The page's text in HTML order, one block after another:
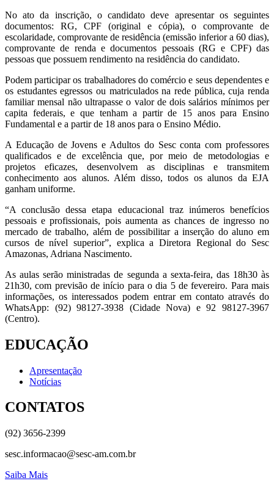
No ato da inscrição, o candidato deve apresentar os seguintes
documentos: RG, CPF (original e cópia), o comprovante de
escolaridade, comprovante de residência (emissão inferior a 60 dias),
comprovante de renda e documentos pessoais (RG e CPF) das
pessoas que possuem rendimento na residência do candidato.
Podem participar os trabalhadores do comércio e seus dependentes e
os estudantes egressos ou matriculados na rede pública, cuja renda
familiar mensal não ultrapasse o valor de dois salários mínimos per
capita federais, e que tenham a partir de 15 anos para Ensino
Fundamental e a partir de 18 anos para o Ensino Médio.
A Educação de Jovens e Adultos do Sesc conta com professores
qualificados e de excelência que, por meio de metodologias e
projetos eficazes, desenvolvem as disciplinas e transmitem
conhecimento aos alunos. Além disso, todos os alunos da EJA
ganham uniforme.
“A conclusão dessa etapa educacional traz inúmeros benefícios
pessoais e profissionais, pois aumenta as chances de ingresso no
mercado de trabalho, além de possibilitar a inserção do aluno em
cursos de nível superior”, explica a Diretora Regional do Sesc
Amazonas, Adriana Nascimento.
As aulas serão ministradas de segunda a sexta-feira, das 18h30 às
21h30, com previsão de início para o dia 5 de fevereiro. Para mais
informações, os interessados podem entrar em contato através do
WhatsApp: (92) 98127-3938 (Cidade Nova) e 92 98127-3967
(Centro).
EDUCAÇÃO
Apresentação
Notícias
CONTATOS
(92) 3656-2399
sesc.informacao@sesc-am.com.br
Saiba Mais